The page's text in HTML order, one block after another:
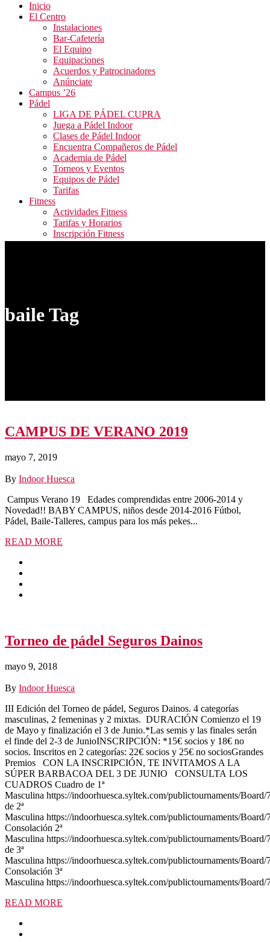
Inicio
El Centro
Instalaciones
Bar-Cafetería
El Equipo
Equipaciones
Acuerdos y Patrocinadores
Anúnciate
Campus ’26
Pádel
LIGA DE PÁDEL CUPRA
Juega a Pádel Indoor
Clases de Pádel Indoor
Encuentra Compañeros de Pádel
Academia de Pádel
Torneos y Eventos
Equipos de Pádel
Tarifas
Fitness
Actividades Fitness
Tarifas y Horarios
Inscripción Fitness
Blog
baile Tag
CAMPUS DE VERANO 2019
mayo 7, 2019
By Indoor Huesca
Campus Verano 19 Edades comprendidas entre 2006-2014 y
Novedad!! BABY CAMPUS, niños desde 2014-2016 Fútbol,
Pádel, Baile-Talleres, campus para los más pekes...
READ MORE
Torneo de pádel Seguros Dainos
mayo 9, 2018
By Indoor Huesca
III Edición del Torneo de pádel, Seguros Dainos. 4 categorías
masculinas, 2 femeninas y 2 mixtas. DURACIÓN Comienzo el 19
de Mayo y finalización el 3 de Junio.*Las semis y las finales serán
el finde del 2-3 de JunioINSCRIPCIÓN: *15€ socios y 18€ no
socios. Inscritos en 2 categorías: 22€ socios y 25€ no sociosGrandes
Premios CON LA INSCRIPCIÓN, TE INVITAMOS A LA
SÚPER BARBACOA DEL 3 DE JUNIO CONSULTA LOS
CUADROS Cuadro de 1ª
Masculina https://indoorhuesca.syltek.com/publictournaments/Board/
de 2ª
Masculina https://indoorhuesca.syltek.com/publictournaments/Board/
Consolación 2ª
Masculina https://indoorhuesca.syltek.com/publictournaments/Board/
de 3ª
Masculina https://indoorhuesca.syltek.com/publictournaments/Board/
Consolación 3ª
Masculina https://indoorhuesca.syltek.com/publictournaments/Board/
READ MORE